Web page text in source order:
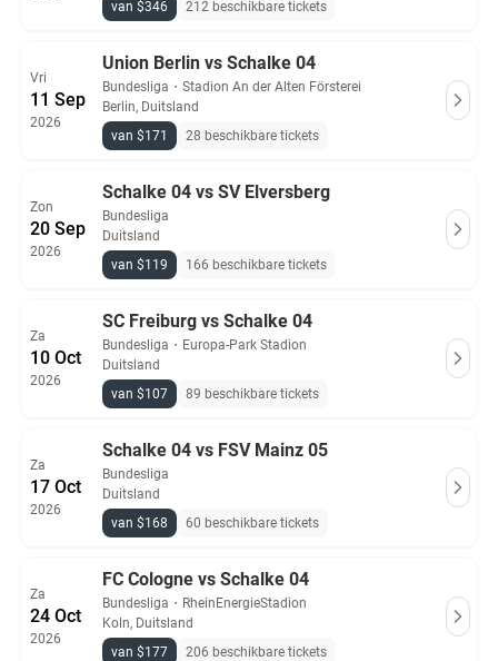
van $346
212 beschikbare tickets
Vri
11 Sep
2026
Union Berlin vs Schalke 04
Bundesliga ・ Stadion An der Alten Försterei
Berlin, Duitsland
van $171
28 beschikbare tickets
Zon
20 Sep
2026
Schalke 04 vs SV Elversberg
Bundesliga
Duitsland
van $119
166 beschikbare tickets
Za
10 Oct
2026
SC Freiburg vs Schalke 04
Bundesliga ・ Europa-Park Stadion
Duitsland
van $107
89 beschikbare tickets
Za
17 Oct
2026
Schalke 04 vs FSV Mainz 05
Bundesliga
Duitsland
van $168
60 beschikbare tickets
Za
24 Oct
2026
FC Cologne vs Schalke 04
Bundesliga ・ RheinEnergieStadion
Koln, Duitsland
van $177
206 beschikbare tickets